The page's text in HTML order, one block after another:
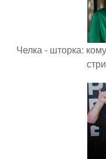
Челка - шторка: